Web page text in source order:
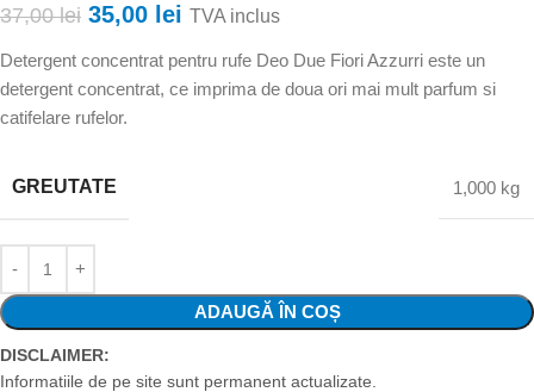
37,00lei 35,00 lei TVA inclus
Detergent concentrat pentru rufe Deo Due Fiori Azzurri este un
detergent concentrat, ce imprima de doua ori mai mult parfum si
catifelare rufelor.
GREUTATE 1,000 kg
ADAUGĂ ÎN COȘ
DISCLAIMER:
Informatiile de pe site sunt permanent actualizate.